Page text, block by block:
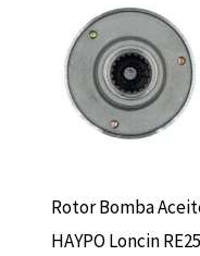
Rotor Bomba
HAYPO Loncin